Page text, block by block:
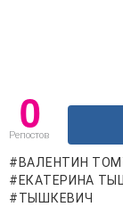
0
Репостов
ВАЛЕНТИН
ЕКАТЕРИНА
ТЫШКЕВИЧ